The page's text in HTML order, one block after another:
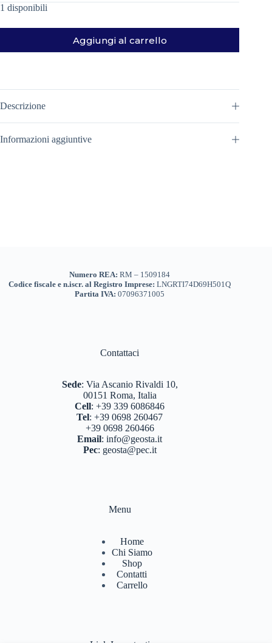
1 disponibili
Aggiungi al carrello
Descrizione
Informazioni aggiuntive
Numero REA:RM – 1509184
Codice fiscale e n.iscr. al Registro Imprese:LNGRTI74D69H501Q
Partita IVA: 07096371005
Contattaci
Sede: Via Ascanio Rivaldi 10,
00151 Roma, Italia
Cell:+39 339 6086846
Tel:+39 0698 260467
+39 0698 260466
Email:info@geosta.it
Pec: geosta@pec.it
Menu
Home
Chi Siamo
Shop
Contatti
Carrello